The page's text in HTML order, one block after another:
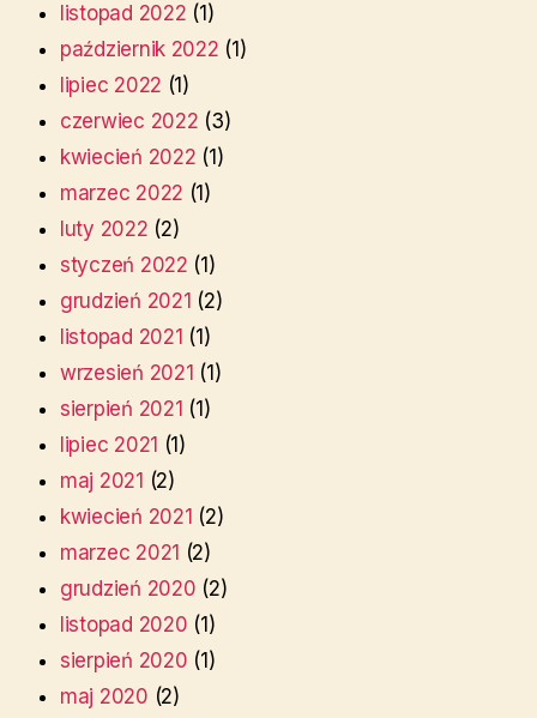
listopad 2022 (1)
październik 2022 (1)
lipiec 2022 (1)
czerwiec 2022 (3)
kwiecień 2022 (1)
marzec 2022 (1)
luty 2022 (2)
styczeń 2022 (1)
grudzień 2021 (2)
listopad 2021 (1)
wrzesień 2021 (1)
sierpień 2021 (1)
lipiec 2021 (1)
maj 2021 (2)
kwiecień 2021 (2)
marzec 2021 (2)
grudzień 2020 (2)
listopad 2020 (1)
sierpień 2020 (1)
maj 2020 (2)